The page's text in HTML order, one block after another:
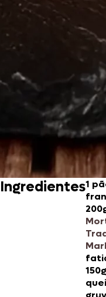
Ingredientes1